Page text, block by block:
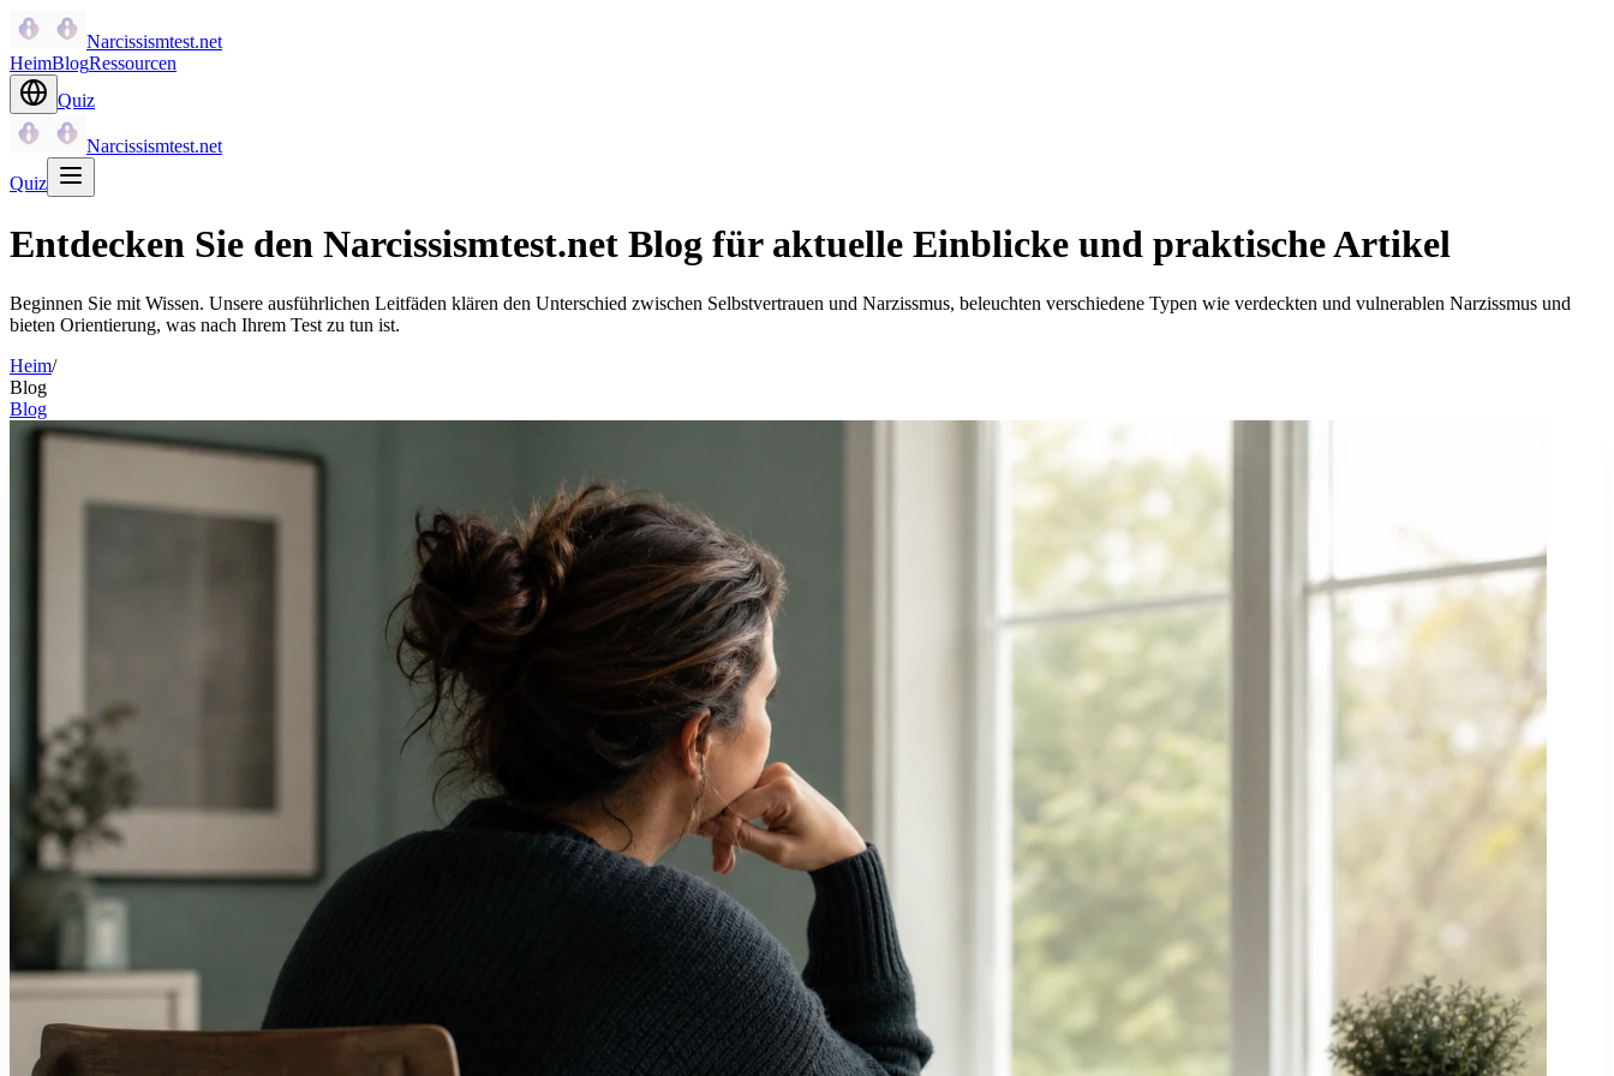
Narcissismtest.net
HeimBlogRessourcen
Quiz
Narcissismtest.net
Quiz
Entdecken Sie den Narcissismtest.net Blog für aktuelle Einblicke und praktische Artikel
Beginnen Sie mit Wissen. Unsere ausführlichen Leitfäden klären den Unterschied zwischen Selbstvertrauen und Narzissmus, beleuchten verschiedene Typen wie verdeckten und vulnerablen Narzissmus und
bieten Orientierung, was nach Ihrem Test zu tun ist.
Heim/
Blog
Blog